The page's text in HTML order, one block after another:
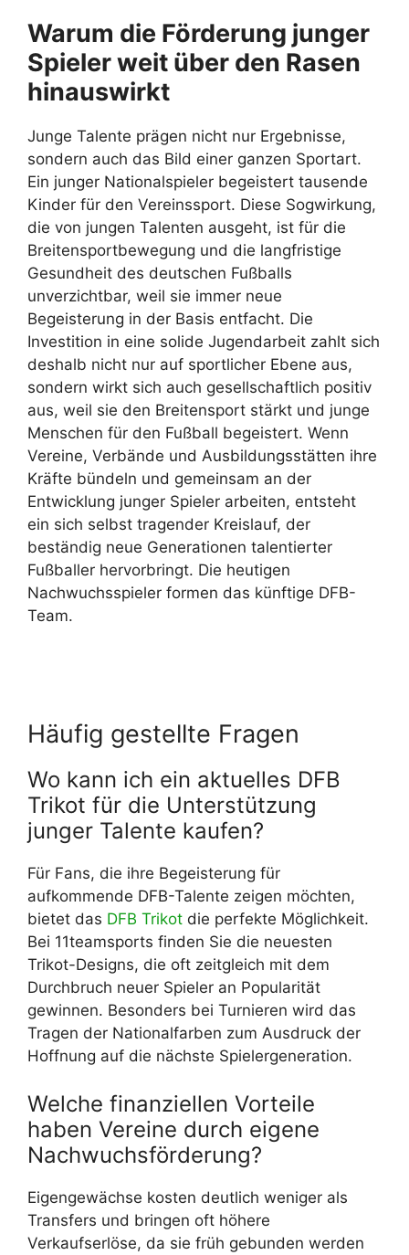
Warum die Förderung junger
Spieler weit über den Rasen
hinauswirkt
Junge Talente prägen nicht nur Ergebnisse,
sondern auch das Bild einer ganzen Sportart.
Ein junger Nationalspieler begeistert tausende
Kinder für den Vereinssport. Diese Sogwirkung,
die von jungen Talenten ausgeht, ist für die
Breitensportbewegung und die langfristige
Gesundheit des deutschen Fußballs
unverzichtbar, weil sie immer neue
Begeisterung in der Basis entfacht. Die
Investition in eine solide Jugendarbeit zahlt sich
deshalb nicht nur auf sportlicher Ebene aus,
sondern wirkt sich auch gesellschaftlich positiv
aus, weil sie den Breitensport stärkt und junge
Menschen für den Fußball begeistert. Wenn
Vereine, Verbände und Ausbildungsstätten ihre
Kräfte bündeln und gemeinsam an der
Entwicklung junger Spieler arbeiten, entsteht
ein sich selbst tragender Kreislauf, der
beständig neue Generationen talentierter
Fußballer hervorbringt. Die heutigen
Nachwuchsspieler formen das künftige DFB-
Team.
Häufig gestellte Fragen
Wo kann ich ein aktuelles DFB
Trikot für die Unterstützung
junger Talente kaufen?
Für Fans, die ihre Begeisterung für
aufkommende DFB-Talente zeigen möchten,
bietet das DFB Trikot die perfekte Möglichkeit.
Bei 11teamsports finden Sie die neuesten
Trikot-Designs, die oft zeitgleich mit dem
Durchbruch neuer Spieler an Popularität
gewinnen. Besonders bei Turnieren wird das
Tragen der Nationalfarben zum Ausdruck der
Hoffnung auf die nächste Spielergeneration.
Welche finanziellen Vorteile
haben Vereine durch eigene
Nachwuchsförderung?
Eigengewächse kosten deutlich weniger als
Transfers und bringen oft höhere
Verkaufserlöse, da sie früh gebunden werden